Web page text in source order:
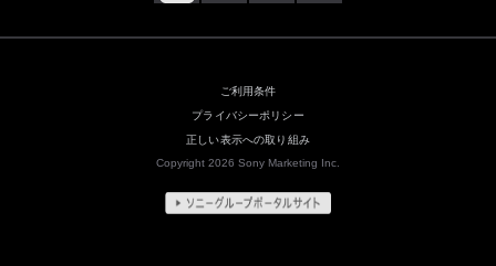
ご利用条件
プライバシーポリシー
正しい表示への取り組み
Copyright 2026 Sony Marketing Inc.